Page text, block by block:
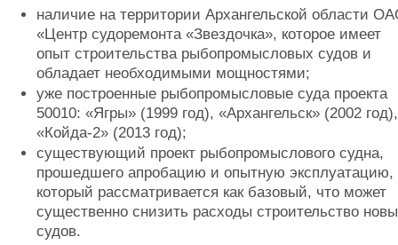
наличие на территории Архангельской области
«Центр судоремонта «Звездочка», которое имеет
опыт строительства рыбопромысловых судов и
обладает необходимыми мощностями;
уже построенные рыбопромысловые суда проекта
50010: «Ягры» (1999 год), «Архангельск» (2002 год),
«Койда-2» (2013 год);
существующий проект рыбопромыслового судна,
прошедшего апробацию и опытную эксплуатацию,
который рассматривается как базовый, что может
существенно снизить расходы строительство
судов.